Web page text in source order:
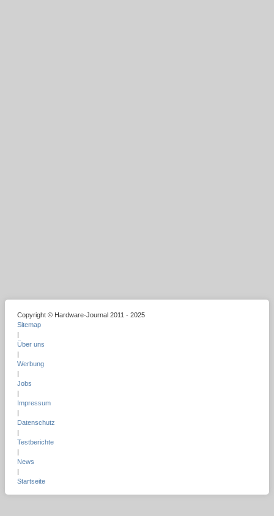
Copyright © Hardware-Journal 2011 - 2025
Sitemap
|
Über uns
|
Werbung
|
Jobs
|
Impressum
|
Datenschutz
|
Testberichte
|
News
|
Startseite